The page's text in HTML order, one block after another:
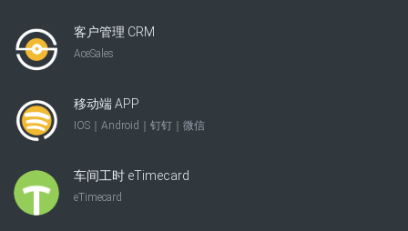
客户管理 CRM
AceSales
移动端 APP
IOS｜Android｜钉钉｜微信
车间工时 eTimecard
eTimecard